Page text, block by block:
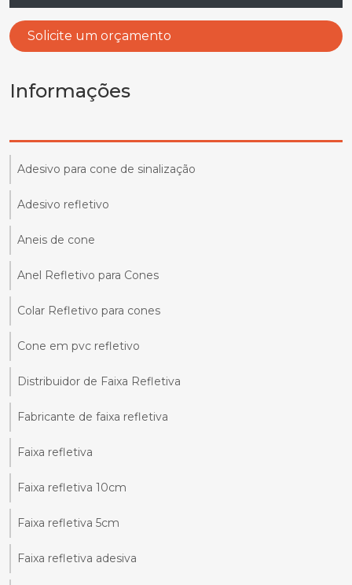
Solicite um orçamento
Informações
Adesivo para cone de sinalização
Adesivo refletivo
Aneis de cone
Anel Refletivo para Cones
Colar Refletivo para cones
Cone em pvc refletivo
Distribuidor de Faixa Refletiva
Fabricante de faixa refletiva
Faixa refletiva
Faixa refletiva 10cm
Faixa refletiva 5cm
Faixa refletiva adesiva